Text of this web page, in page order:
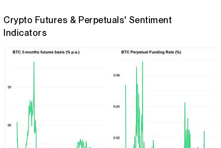
Crypto Futures & Perpetuals' Sentiment
Indicators